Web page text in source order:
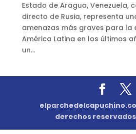
Estado de Aragua, Venezuela,
directo de Rusia, representa
amenazas más graves para la
América Latina en los últimos
un...
elparchedelcapuchino.co
derechos